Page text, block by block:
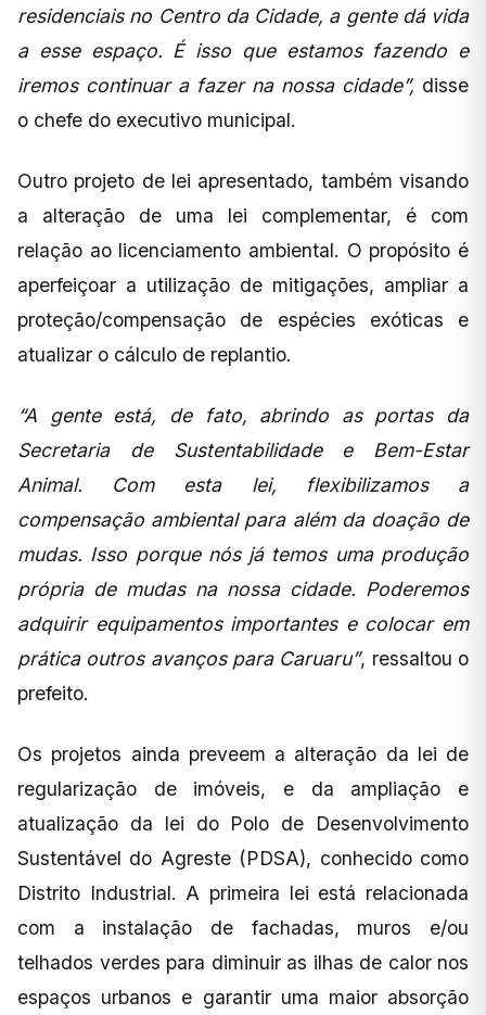
residenciais no Centro da Cidade, a gente dá vida
a esse espaço. É isso que estamos fazendo e
iremos continuar a fazer na nossa cidade”, disse
o chefe do executivo municipal.
Outro projeto de lei apresentado, também visando
a alteração de uma lei complementar, é com
relação ao licenciamento ambiental. O propósito é
aperfeiçoar a utilização de mitigações, ampliar a
proteção/compensação de espécies exóticas e
atualizar o cálculo de replantio.
“A gente está, de fato, abrindo as portas da
Secretaria de Sustentabilidade e Bem-Estar
Animal. Com esta lei, flexibilizamos a
compensação ambiental para além da doação de
mudas. Isso porque nós já temos uma produção
própria de mudas na nossa cidade. Poderemos
adquirir equipamentos importantes e colocar em
prática outros avanços para Caruaru”, ressaltou o
prefeito.
Os projetos ainda preveem a alteração da lei de
regularização de imóveis, e da ampliação e
atualização da lei do Polo de Desenvolvimento
Sustentável do Agreste (PDSA), conhecido como
Distrito Industrial. A primeira lei está relacionada
com a instalação de fachadas, muros e/ou
telhados verdes para diminuir as ilhas de calor nos
espaços urbanos e garantir uma maior absorção